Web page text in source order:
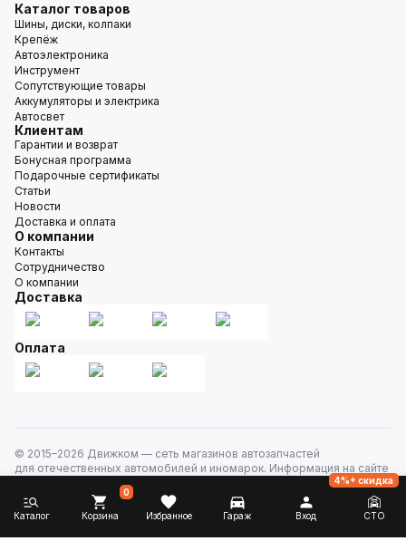
Каталог товаров
Шины, диски, колпаки
Крепёж
Автоэлектроника
Инструмент
Сопутствующие товары
Аккумуляторы и электрика
Автосвет
Клиентам
Гарантии и возврат
Бонусная программа
Подарочные сертификаты
Статьи
Новости
Доставка и оплата
О компании
Контакты
Сотрудничество
О компании
Доставка
Оплата
© 2015–2026 Движком — сеть магазинов автозапчастей
для отечественных автомобилей и иномарок. Информация на сайте
носит исключительно информационный характер и не является
публичной офертой, определяемой положениями
ст. 437 Гражданского кодекса РФ. Все права защищены.
Каталог Корзина
0
Избранное Гараж Вход СТО
4%+ скидка